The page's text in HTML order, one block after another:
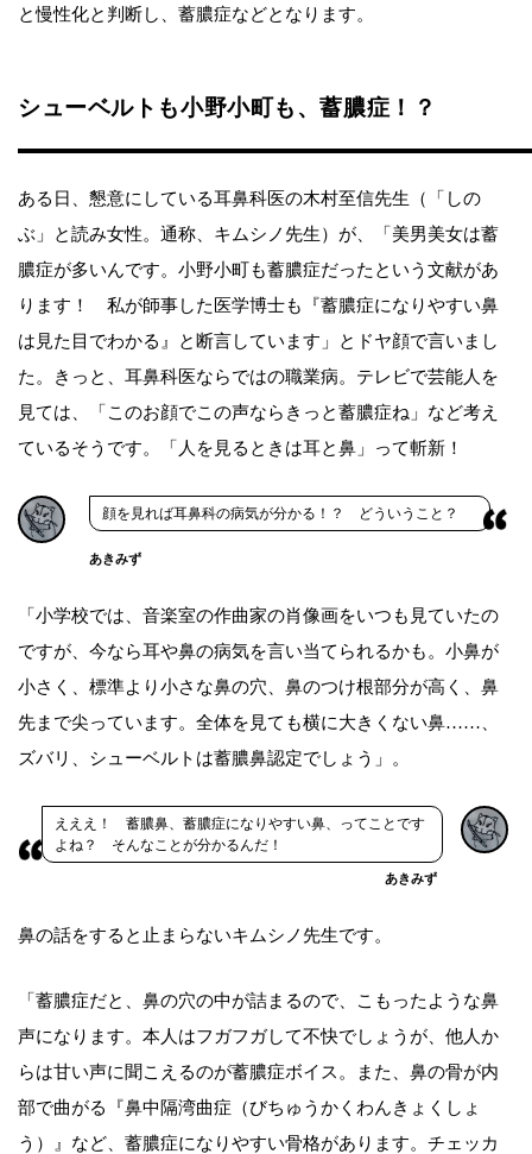
と慢性化と判断し、蓄膿症などとなります。
シューベルトも小野小町も、蓄膿症！？
ある日、懇意にしている耳鼻科医の木村至信先生（「しの
ぶ」と読み女性。通称、キムシノ先生）が、「美男美女は蓄
膿症が多いんです。小野小町も蓄膿症だったという文献があ
ります！ 私が師事した医学博士も『蓄膿症になりやすい鼻
は見た目でわかる』と断言しています」とドヤ顔で言いまし
た。きっと、耳鼻科医ならではの職業病。テレビで芸能人を
見ては、「このお顔でこの声ならきっと蓄膿症ね」など考え
ているそうです。「人を見るときは耳と鼻」って斬新！
顔を見れば耳鼻科の病気が分かる！？ どういうこと？
あきみず
「小学校では、音楽室の作曲家の肖像画をいつも見ていたの
ですが、今なら耳や鼻の病気を言い当てられるかも。小鼻が
小さく、標準より小さな鼻の穴、鼻のつけ根部分が高く、鼻
先まで尖っています。全体を見ても横に大きくない鼻……、
ズバリ、シューベルトは蓄膿鼻認定でしょう」。
えええ！ 蓄膿鼻、蓄膿症になりやすい鼻、ってことです
よね？ そんなことが分かるんだ！
あきみず
鼻の話をすると止まらないキムシノ先生です。
「蓄膿症だと、鼻の穴の中が詰まるので、こもったような鼻
声になります。本人はフガフガして不快でしょうが、他人か
らは甘い声に聞こえるのが蓄膿症ボイス。また、鼻の骨が内
部で曲がる『鼻中隔湾曲症（びちゅうかくわんきょくしょ
う）』など、蓄膿症になりやすい骨格があります。チェッカ